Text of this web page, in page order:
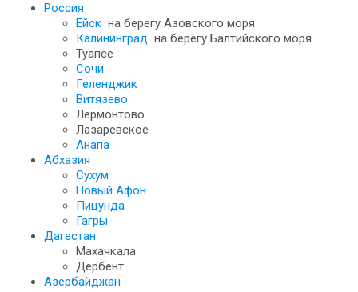
Россия
Ейск на берегу Азовского моря
Калининград на берегу Балтийского моря
Туапсе
Сочи
Геленджик
Витязево
Лермонтово
Лазаревское
Анапа
Абхазия
Сухум
Новый Афон
Пицунда
Гагры
Дагестан
Махачкала
Дербент
Азербайджан